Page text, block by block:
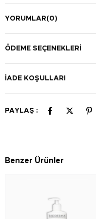
vermeden cilt bakımı yapar.
Kullanım Şekli:
YORUMLAR(0)
ÖDEME SEÇENEKLERI
İADE KOŞULLARI
PAYLAŞ :
Benzer Ürünler